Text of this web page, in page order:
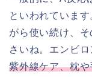
といわれていま
がら使い続け、
さいね。エンビロ
紫外線ケア、枕